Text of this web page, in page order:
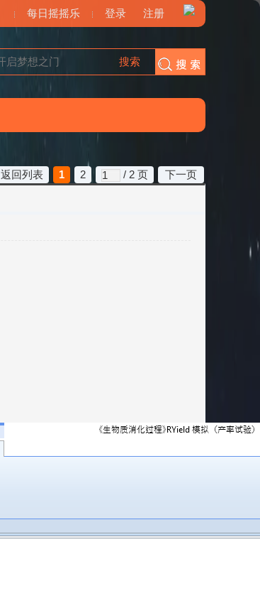
每日摇摇乐 登录 注册
搜索
1
2 / 2 页 下一页
返回列表